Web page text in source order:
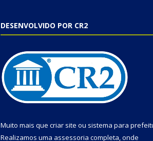
DESENVOLVIDO POR CR2
Muito mais que criar site ou sistema para
Realizamos uma assessoria completa, onde